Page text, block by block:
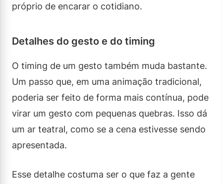
próprio de encarar o cotidiano.
Detalhes do gesto e do timing
O timing de um gesto também muda bastante.
Um passo que, em uma animação tradicional,
poderia ser feito de forma mais contínua, pode
virar um gesto com pequenas quebras. Isso dá
um ar teatral, como se a cena estivesse sendo
apresentada.
Esse detalhe costuma ser o que faz a gente